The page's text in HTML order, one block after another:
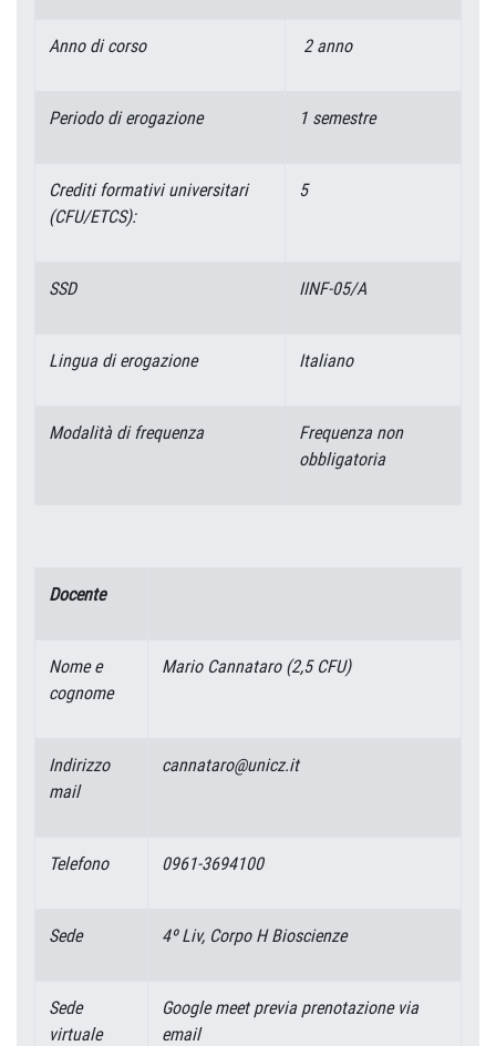
Anno di corso 2 anno
Periodo di erogazione 1 semestre
Crediti formativi universitari
(CFU/ETCS):
5
SSD IINF-05/A
Lingua di erogazione Italiano
Modalità di frequenza
Frequenza non
obbligatoria
Docente
Nome e
cognome
Mario Cannataro (2,5 CFU)
Indirizzo
mail
cannataro@unicz.it
Telefono 0961-3694100
Sede 4º Liv, Corpo H Bioscienze
Sede
virtuale
Google meet previa prenotazione via
email